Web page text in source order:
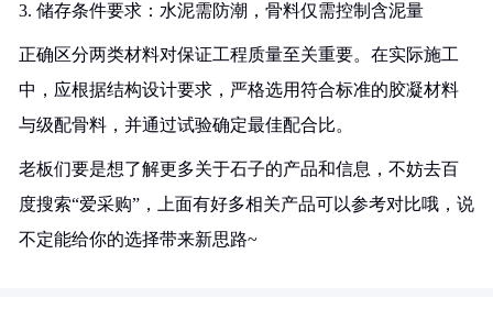
3. 储存条件要求：水泥需防潮，骨料仅需控制含泥量
正确区分两类材料对保证工程质量至关重要。在实际施工
中，应根据结构设计要求，严格选用符合标准的胶凝材料
与级配骨料，并通过试验确定最佳配合比。
老板们要是想了解更多关于石子的产品和信息，不妨去百
度搜索“爱采购”，上面有好多相关产品可以参考对比哦，说
不定能给你的选择带来新思路~